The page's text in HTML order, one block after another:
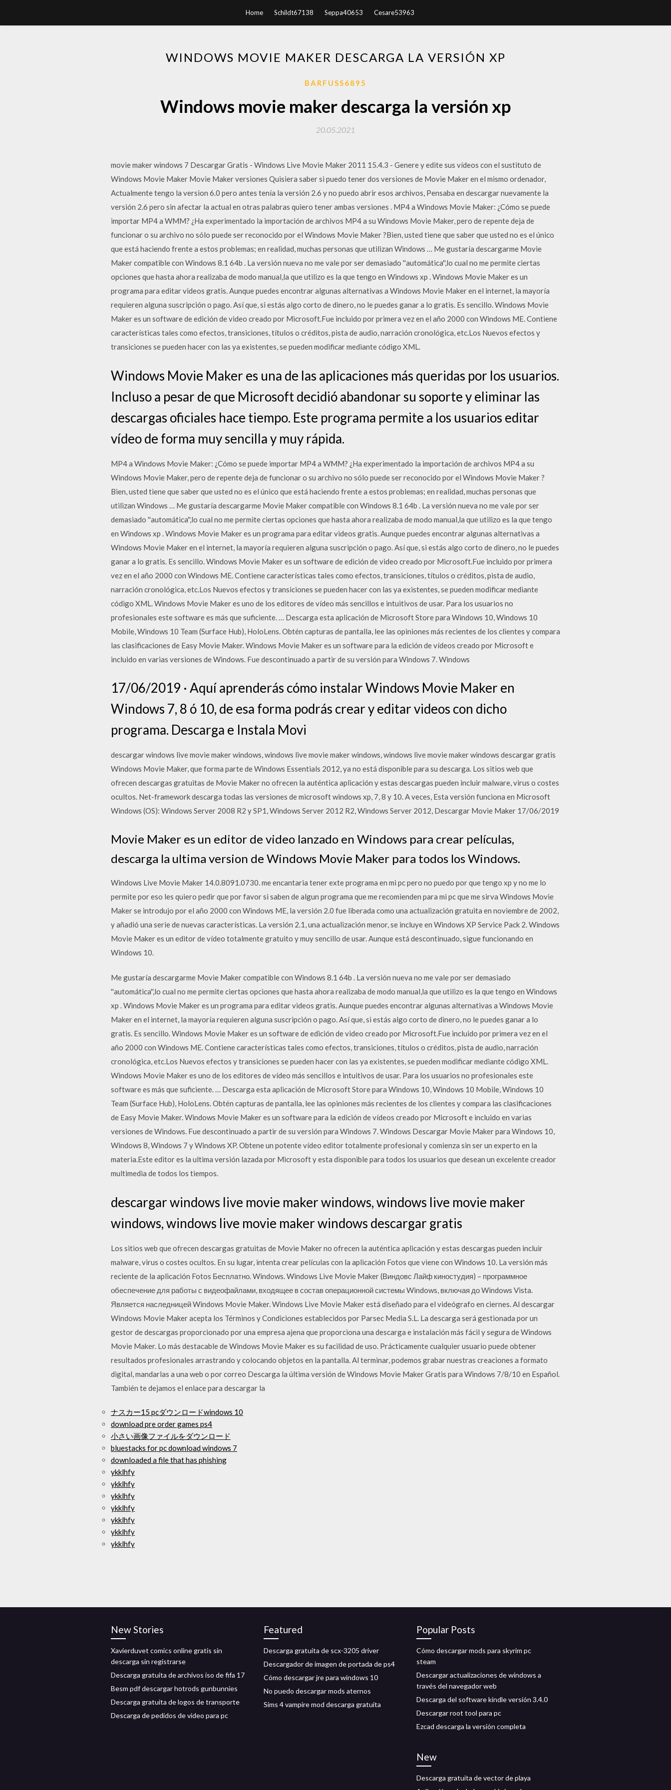
Home Schildt67138 Seppa40653 Cesare53963
WINDOWS MOVIE MAKER DESCARGA LA VERSIÓN XP
BARFUSS6895
Windows movie maker descarga la versión xp
20.05.2021
movie maker windows 7 Descargar Gratis - Windows Live Movie Maker 2011 15.4.3 - Genere y edite sus vídeos con el sustituto de
Windows Movie Maker Movie Maker versiones Quisiera saber si puedo tener dos versiones de Movie Maker en el mismo ordenador,
Actualmente tengo la version 6.0 pero antes tenía la versión 2.6 y no puedo abrir esos archivos, Pensaba en descargar nuevamente la
versión 2.6 pero sin afectar la actual en otras palabras quiero tener ambas versiones . MP4 a Windows Movie Maker: ¿Cómo se puede
importar MP4 a WMM? ¿Ha experimentado la importación de archivos MP4 a su Windows Movie Maker, pero de repente deja de
funcionar o su archivo no sólo puede ser reconocido por el Windows Movie Maker ?Bien, usted tiene que saber que usted no es el único
que está haciendo frente a estos problemas; en realidad, muchas personas que utilizan Windows … Me gustaría descargarme Movie
Maker compatible con Windows 8.1 64b . La versión nueva no me vale por ser demasiado ''automática'',lo cual no me permite ciertas
opciones que hasta ahora realizaba de modo manual,la que utilizo es la que tengo en Windows xp . Windows Movie Maker es un
programa para editar videos gratis. Aunque puedes encontrar algunas alternativas a Windows Movie Maker en el internet, la mayoría
requieren alguna suscripción o pago. Así que, si estás algo corto de dinero, no le puedes ganar a lo gratis. Es sencillo. Windows Movie
Maker es un software de edición de video creado por Microsoft.Fue incluido por primera vez en el año 2000 con Windows ME. Contiene
características tales como efectos, transiciones, títulos o créditos, pista de audio, narración cronológica, etc.Los Nuevos efectos y
transiciones se pueden hacer con las ya existentes, se pueden modificar mediante código XML.
Windows Movie Maker es una de las aplicaciones más queridas por los usuarios.
Incluso a pesar de que Microsoft decidió abandonar su soporte y eliminar las
descargas oficiales hace tiempo. Este programa permite a los usuarios editar
vídeo de forma muy sencilla y muy rápida.
MP4 a Windows Movie Maker: ¿Cómo se puede importar MP4 a WMM? ¿Ha experimentado la importación de archivos MP4 a su
Windows Movie Maker, pero de repente deja de funcionar o su archivo no sólo puede ser reconocido por el Windows Movie Maker ?
Bien, usted tiene que saber que usted no es el único que está haciendo frente a estos problemas; en realidad, muchas personas que
utilizan Windows … Me gustaría descargarme Movie Maker compatible con Windows 8.1 64b . La versión nueva no me vale por ser
demasiado ''automática'',lo cual no me permite ciertas opciones que hasta ahora realizaba de modo manual,la que utilizo es la que tengo
en Windows xp . Windows Movie Maker es un programa para editar videos gratis. Aunque puedes encontrar algunas alternativas a
Windows Movie Maker en el internet, la mayoría requieren alguna suscripción o pago. Así que, si estás algo corto de dinero, no le puedes
ganar a lo gratis. Es sencillo. Windows Movie Maker es un software de edición de video creado por Microsoft.Fue incluido por primera
vez en el año 2000 con Windows ME. Contiene características tales como efectos, transiciones, títulos o créditos, pista de audio,
narración cronológica, etc.Los Nuevos efectos y transiciones se pueden hacer con las ya existentes, se pueden modificar mediante
código XML. Windows Movie Maker es uno de los editores de vídeo más sencillos e intuitivos de usar. Para los usuarios no
profesionales este software es más que suficiente. … Descarga esta aplicación de Microsoft Store para Windows 10, Windows 10
Mobile, Windows 10 Team (Surface Hub), HoloLens. Obtén capturas de pantalla, lee las opiniones más recientes de los clientes y compara
las clasificaciones de Easy Movie Maker. Windows Movie Maker es un software para la edición de vídeos creado por Microsoft e
incluido en varias versiones de Windows. Fue descontinuado a partir de su versión para Windows 7. Windows
17/06/2019 · Aquí aprenderás cómo instalar Windows Movie Maker en
Windows 7, 8 ó 10, de esa forma podrás crear y editar videos con dicho
programa. Descarga e Instala Movi
descargar windows live movie maker windows, windows live movie maker windows, windows live movie maker windows descargar gratis
Windows Movie Maker, que forma parte de Windows Essentials 2012, ya no está disponible para su descarga. Los sitios web que
ofrecen descargas gratuitas de Movie Maker no ofrecen la auténtica aplicación y estas descargas pueden incluir malware, virus o costes
ocultos. Net-framework descarga todas las versiones de microsoft windows xp, 7, 8 y 10. A veces, Esta versión funciona en Microsoft
Windows (OS): Windows Server 2008 R2 y SP1, Windows Server 2012 R2, Windows Server 2012, Descargar Movie Maker 17/06/2019
Movie Maker es un editor de video lanzado en Windows para crear películas,
descarga la ultima version de Windows Movie Maker para todos los Windows.
Windows Live Movie Maker 14.0.8091.0730. me encantaria tener exte programa en mi pc pero no puedo por que tengo xp y no me lo
permite por eso les quiero pedir que por favor si saben de algun programa que me recomienden para mi pc que me sirva Windows Movie
Maker se introdujo por el año 2000 con Windows ME, la versión 2.0 fue liberada como una actualización gratuita en noviembre de 2002,
y añadió una serie de nuevas características. La versión 2.1, una actualización menor, se incluye en Windows XP Service Pack 2. Windows
Movie Maker es un editor de vídeo totalmente gratuito y muy sencillo de usar. Aunque está descontinuado, sigue funcionando en
Windows 10.
Me gustaría descargarme Movie Maker compatible con Windows 8.1 64b . La versión nueva no me vale por ser demasiado
''automática'',lo cual no me permite ciertas opciones que hasta ahora realizaba de modo manual,la que utilizo es la que tengo en Windows
xp . Windows Movie Maker es un programa para editar videos gratis. Aunque puedes encontrar algunas alternativas a Windows Movie
Maker en el internet, la mayoría requieren alguna suscripción o pago. Así que, si estás algo corto de dinero, no le puedes ganar a lo
gratis. Es sencillo. Windows Movie Maker es un software de edición de video creado por Microsoft.Fue incluido por primera vez en el
año 2000 con Windows ME. Contiene características tales como efectos, transiciones, títulos o créditos, pista de audio, narración
cronológica, etc.Los Nuevos efectos y transiciones se pueden hacer con las ya existentes, se pueden modificar mediante código XML.
Windows Movie Maker es uno de los editores de vídeo más sencillos e intuitivos de usar. Para los usuarios no profesionales este
software es más que suficiente. … Descarga esta aplicación de Microsoft Store para Windows 10, Windows 10 Mobile, Windows 10
Team (Surface Hub), HoloLens. Obtén capturas de pantalla, lee las opiniones más recientes de los clientes y compara las clasificaciones
de Easy Movie Maker. Windows Movie Maker es un software para la edición de vídeos creado por Microsoft e incluido en varias
versiones de Windows. Fue descontinuado a partir de su versión para Windows 7. Windows Descargar Movie Maker para Windows 10,
Windows 8, Windows 7 y Windows XP. Obtene un potente vídeo editor totalmente profesional y comienza sin ser un experto en la
materia.Este editor es la ultima versión lazada por Microsoft y esta disponible para todos los usuarios que desean un excelente creador
multimedia de todos los tiempos.
descargar windows live movie maker windows, windows live movie maker
windows, windows live movie maker windows descargar gratis
Los sitios web que ofrecen descargas gratuitas de Movie Maker no ofrecen la auténtica aplicación y estas descargas pueden incluir
malware, virus o costes ocultos. En su lugar, intenta crear películas con la aplicación Fotos que viene con Windows 10. La versión más
reciente de la aplicación Fotos Бесплатно. Windows. Windows Live Movie Maker (Виндовс Лайф киностудия) – программное
обеспечение для работы с видеофайлами, входящее в состав операционной системы Windows, включая до Windows Vista.
Является наследницей Windows Movie Maker. Windows Live Movie Maker está diseñado para el videógrafo en ciernes. Al descargar
Windows Movie Maker acepta los Términos y Condiciones establecidos por Parsec Media S.L. La descarga será gestionada por un
gestor de descargas proporcionado por una empresa ajena que proporciona una descarga e instalación más fácil y segura de Windows
Movie Maker. Lo más destacable de Windows Movie Maker es su facilidad de uso. Prácticamente cualquier usuario puede obtener
resultados profesionales arrastrando y colocando objetos en la pantalla. Al terminar, podemos grabar nuestras creaciones a formato
digital, mandarlas a una web o por correo Descarga la última versión de Windows Movie Maker Gratis para Windows 7/8/10 en Español.
También te dejamos el enlace para descargar la
ナスカー15 pcダウンロードwindows 10
download pre order games ps4
小さい画像ファイルをダウンロード
bluestacks for pc download windows 7
downloaded a file that has phishing
ykklhfy
ykklhfy
ykklhfy
ykklhfy
ykklhfy
ykklhfy
ykklhfy
New Stories
Xavierduvet comics online gratis sin
descarga sin registrarse
Descarga gratuita de archivos iso de fifa 17
Besm pdf descargar hotrods gunbunnies
Descarga gratuita de logos de transporte
Descarga de pedidos de video para pc
Featured
Descarga gratuita de scx-3205 driver
Descargador de imagen de portada de ps4
Cómo descargar jre para windows 10
No puedo descargar mods aternos
Sims 4 vampire mod descarga gratuita
Popular Posts
Cómo descargar mods para skyrim pc
steam
Descargar actualizaciones de windows a
través del navegador web
Descarga del software kindle versión 3.4.0
Descargar root tool para pc
Ezcad descarga la versión completa
New
Descarga gratuita de vector de playa